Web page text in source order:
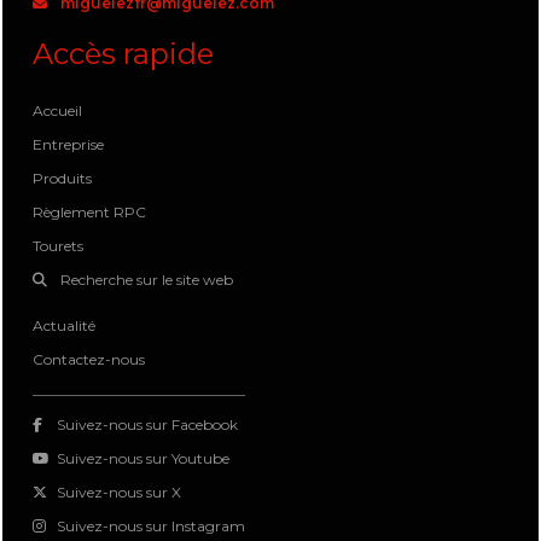
Accès rapide
Accueil
Entreprise
Produits
Règlement RPC
Tourets
Recherche sur le site web
Actualité
Contactez-nous
Suivez-nous sur Facebook
Suivez-nous sur Youtube
Suivez-nous sur X
Suivez-nous sur Instagram